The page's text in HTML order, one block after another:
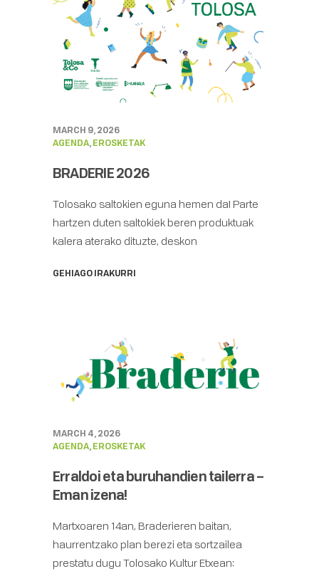
MARCH 9, 2026
AGENDA,EROSKETAK
BRADERIE 2026
Tolosako saltokien eguna hemen da! Parte
hartzen duten saltokiek beren produktuak
kalera aterako dituzte, deskon
GEHIAGO IRAKURRI
MARCH 4, 2026
AGENDA,EROSKETAK
Erraldoi eta buruhandien tailerra –
Eman izena!
Martxoaren 14an, Braderieren baitan,
haurrentzako plan berezi eta sortzailea
prestatu dugu Tolosako Kultur Etxean: